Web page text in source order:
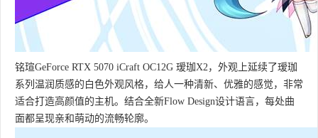
铭瑄GeForce RTX 5070 iCraft OC12G 瑷珈X2，外观上延续了瑷珈
系列温润质感的白色外观风格，给人一种清新、优雅的感觉，非常
适合打造高颜值的主机。结合全新Flow Design设计语言，每处曲
面都呈现亲和萌动的流畅轮廓。